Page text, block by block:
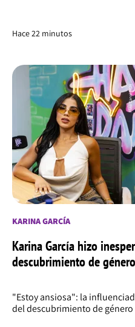
Hace 22 minutos
KARINA GARCÍA
Karina García hizo
descubrimiento de
"Estoy ansiosa": la
del descubrimiento de género